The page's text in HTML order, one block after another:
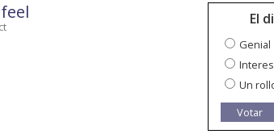
El
Genial
Un
Votar